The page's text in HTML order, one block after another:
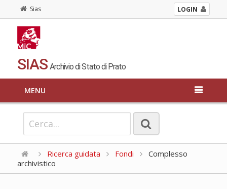
Sias LOGIN
SIAS Archivio di Stato di Prato
MENU
Ricerca guidata Fondi
Complesso
archivistico